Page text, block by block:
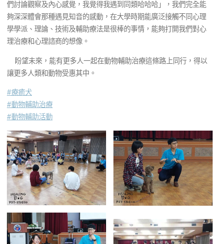
們討論觀察及內心感覺，我覺得我遇到同類哈哈哈」，我們完全能
夠深深體會那種遇見知音的感動，在大學時期能廣泛接觸不同心理
學學派、理論、技術及輔助療法是很棒的事情，能夠打開我們對心
理治療和心理諮商的想像。
盼望未來，能有更多人一起在動物輔助治療這條路上同行，得以
讓更多人類和動物受惠其中。
#療癒犬
#動物輔助治療
#動物輔助活動